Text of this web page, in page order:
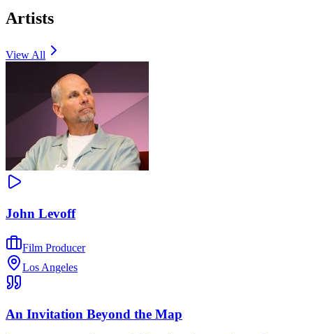
Artists
View All
John Levoff
Film Producer
Los Angeles
An Invitation Beyond the Map